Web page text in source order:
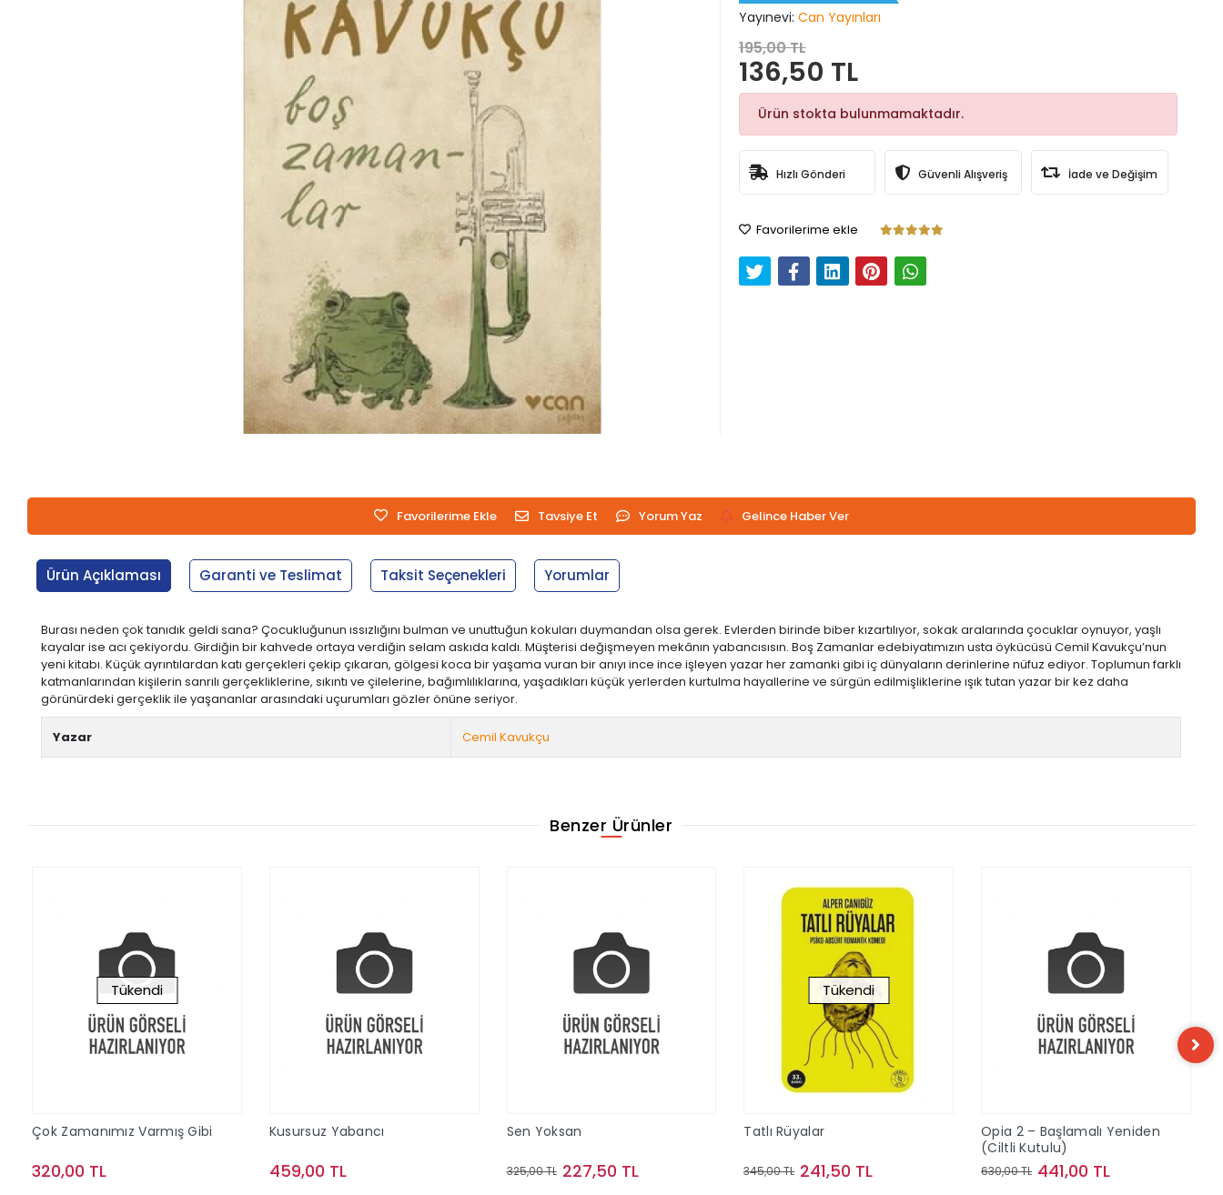
Yayınevi: Can Yayınları
195,00 TL
136,50 TL
Ürün stokta bulunmamaktadır.
Hızlı Gönderi Güvenli Alışveriş İade ve Değişim
Favorilerime ekle
Favorilerime Ekle Tavsiye Et Yorum Yaz Gelince Haber Ver
Ürün Açıklaması Garanti ve Teslimat Taksit Seçenekleri Yorumlar
Burası neden çok tanıdık geldi sana? Çocukluğunun ıssızlığını bulman ve unuttuğun kokuları duymandan olsa gerek. Evlerden birinde biber kızartılıyor, sokak aralarında çocuklar oynuyor, yaşlı
kayalar ise acı çekiyordu. Girdiğin bir kahvede ortaya verdiğin selam askıda kaldı. Müşterisi değişmeyen mekânın yabancısısın. Boş Zamanlar edebiyatımızın usta öykücüsü Cemil Kavukçu’nun
yeni kitabı. Küçük ayrıntılardan katı gerçekleri çekip çıkaran, gölgesi koca bir yaşama vuran bir anıyı ince ince işleyen yazar her zamanki gibi iç dünyaların derinlerine nüfuz ediyor. Toplumun farklı
katmanlarından kişilerin sanrılı gerçekliklerine, sıkıntı ve çilelerine, bağımlılıklarına, yaşadıkları küçük yerlerden kurtulma hayallerine ve sürgün edilmişliklerine ışık tutan yazar bir kez daha
görünürdeki gerçeklik ile yaşananlar arasındaki uçurumları gözler önüne seriyor.
Yazar Cemil Kavukçu
Benzer Ürünler
Tükendi
Çok Zamanımız Varmış Gibi
320,00 TL
Kusursuz Yabancı
459,00 TL
Sen Yoksan
325,00 TL 227,50 TL
Tükendi
Tatlı Rüyalar
345,00 TL 241,50 TL
Opia 2 – Başlamalı Yeniden
(Ciltli Kutulu)
630,00 TL 441,00 TL